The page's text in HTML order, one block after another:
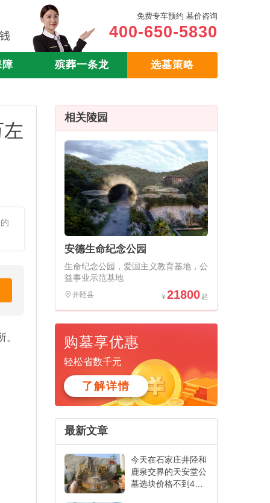
免费专车预约 墓价咨询
400-650-5830
障 殡葬一条龙 选墓策略
相关陵园
安德生命纪念公园
生命纪念公园，爱国主义教育基地，公
益事业示范基地
井陉县 21800
购墓享优惠
轻松省数千元
了解详情
最新文章
今天在石家庄井陉和
鹿泉交界的天安堂公
墓选块价格不到4万